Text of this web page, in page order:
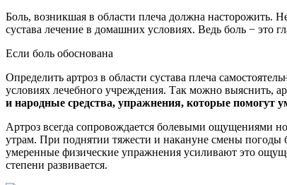
Боль, возникшая в области плеча должна насторожить.
сустава лечение в домашних условиях. Ведь боль − это
Если боль обоснована
Определить артроз в области сустава плеча
условиях лечебного учреждения. Так можно выяснить,
и народные средства, упражнения, которые помогут
Артроз всегда сопровождается болевыми ощущениями
утрам. При поднятии тяжести и накануне смены погоды
умеренные физические упражнения усиливают это
степени развивается.